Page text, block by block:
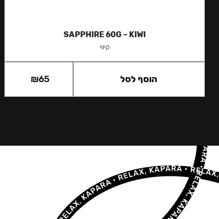
SAPPHIRE 60G – KIWI
קיווי
₪65 הוסף לסל